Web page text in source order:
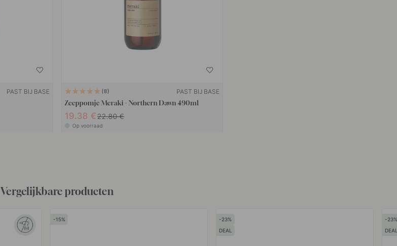
PAST BIJ BASE 8 PAST BIJ BASE
Zeeppomje Meraki - Northern Dawn 490ml
19.38 € 22.80 €
Op voorraad
Vergelijkbare producten
15
23
DEAL
23